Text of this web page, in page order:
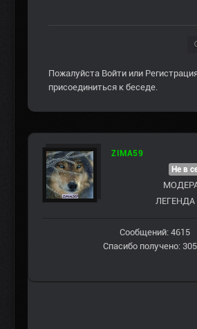
Пожалуйста Войти или
присоединиться к беседе.
ZIMA59
Не в
Сообщений: 4615
Спасибо получено: